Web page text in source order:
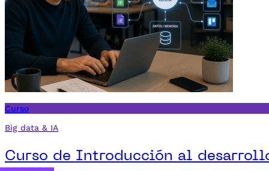
Curso
Big data & IA
Curso de Introducción al